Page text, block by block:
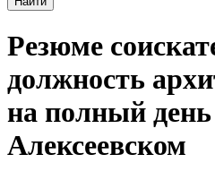
Резюме
должность
на полный
Алексеевском